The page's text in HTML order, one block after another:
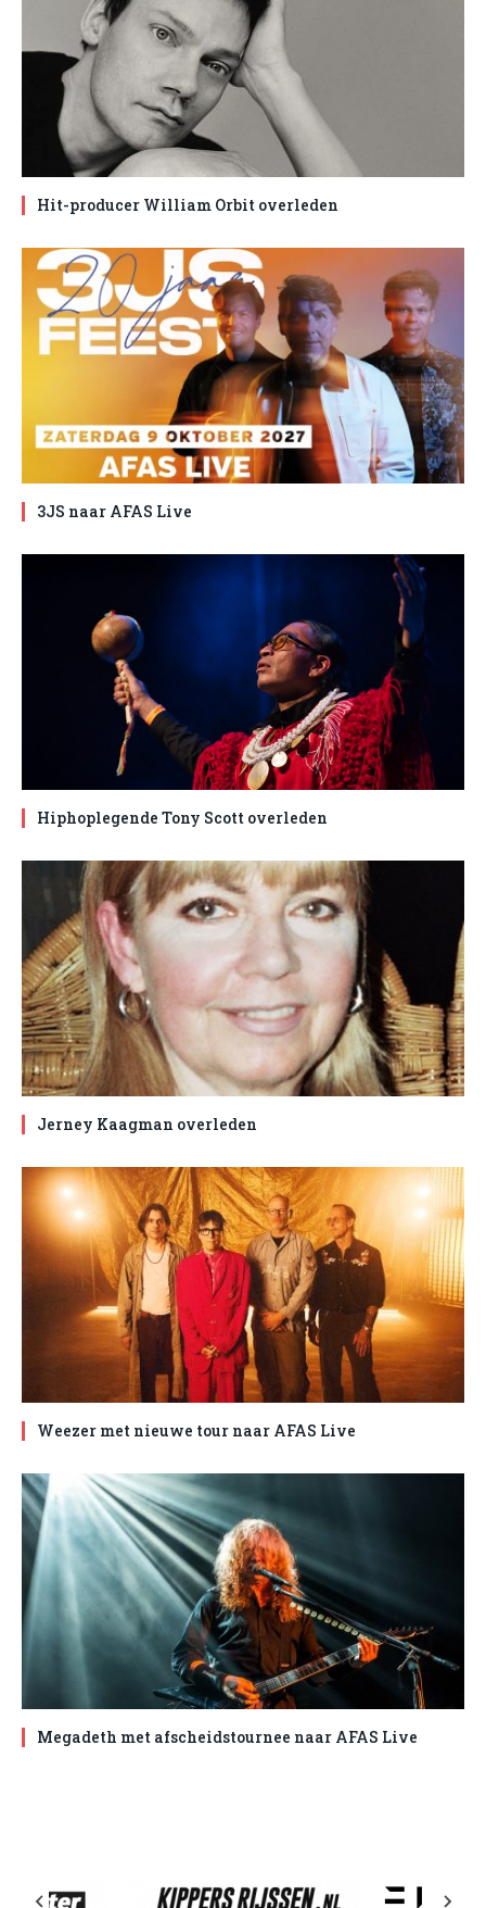
Hit-producer William Orbit overleden
3JS naar AFAS Live
Hiphoplegende Tony Scott overleden
Jerney Kaagman overleden
Weezer met nieuwe tour naar AFAS Live
Megadeth met afscheidstournee naar AFAS Live